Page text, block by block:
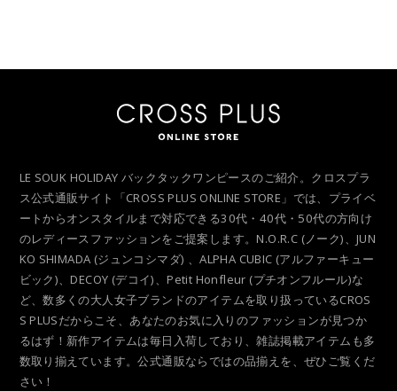
LE SOUK HOLIDAY バックタックワンピースのご紹介。クロスプラ
ス公式通販サイト「CROSS PLUS ONLINE STORE」では、プライベ
ートからオンスタイルまで対応できる30代・40代・50代の方向け
のレディースファッションをご提案します。N.O.R.C (ノーク)、JUN
KO SHIMADA (ジュンコシマダ) 、ALPHA CUBIC (アルファーキュー
ビック)、DECOY (デコイ)、Petit Honfleur (プチオンフルール)な
ど、数多くの大人女子ブランドのアイテムを取り扱っているCROS
S PLUSだからこそ、あなたのお気に入りのファッションが見つか
るはず！新作アイテムは毎日入荷しており、雑誌掲載アイテムも多
数取り揃えています。公式通販ならではの品揃えを、ぜひご覧くだ
さい！